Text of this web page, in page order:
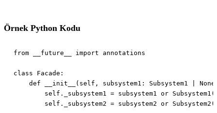
Örnek Python Kodu